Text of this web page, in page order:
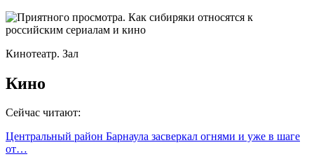
Кинотеатр. Зал
Кино
Сейчас читают:
Центральный район Барнаула засверкал огнями и уже в шаге
от…